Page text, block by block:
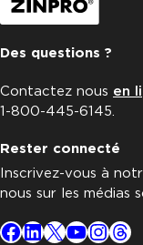
Des questions ?
Contactez nous en
1-800-445-6145.
Rester connecté
Inscrivez-vous à
nous sur les médias
Facebook
LinkedIn
X